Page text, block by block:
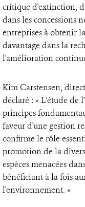
critique d'extinction,
dans les concessions
entreprises à obtenir
davantage dans la
l'amélioration
Kim Carstensen,
déclaré : « L'étude de
principes
faveur d'une gestion
confirme le rôle
promotion de la
espèces menacées
bénéficiant à la fois
l'environnement. »